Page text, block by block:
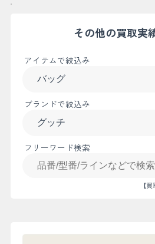
その他の買取実
アイテムで絞込み
ブランドで絞込み
フリーワード検索
【